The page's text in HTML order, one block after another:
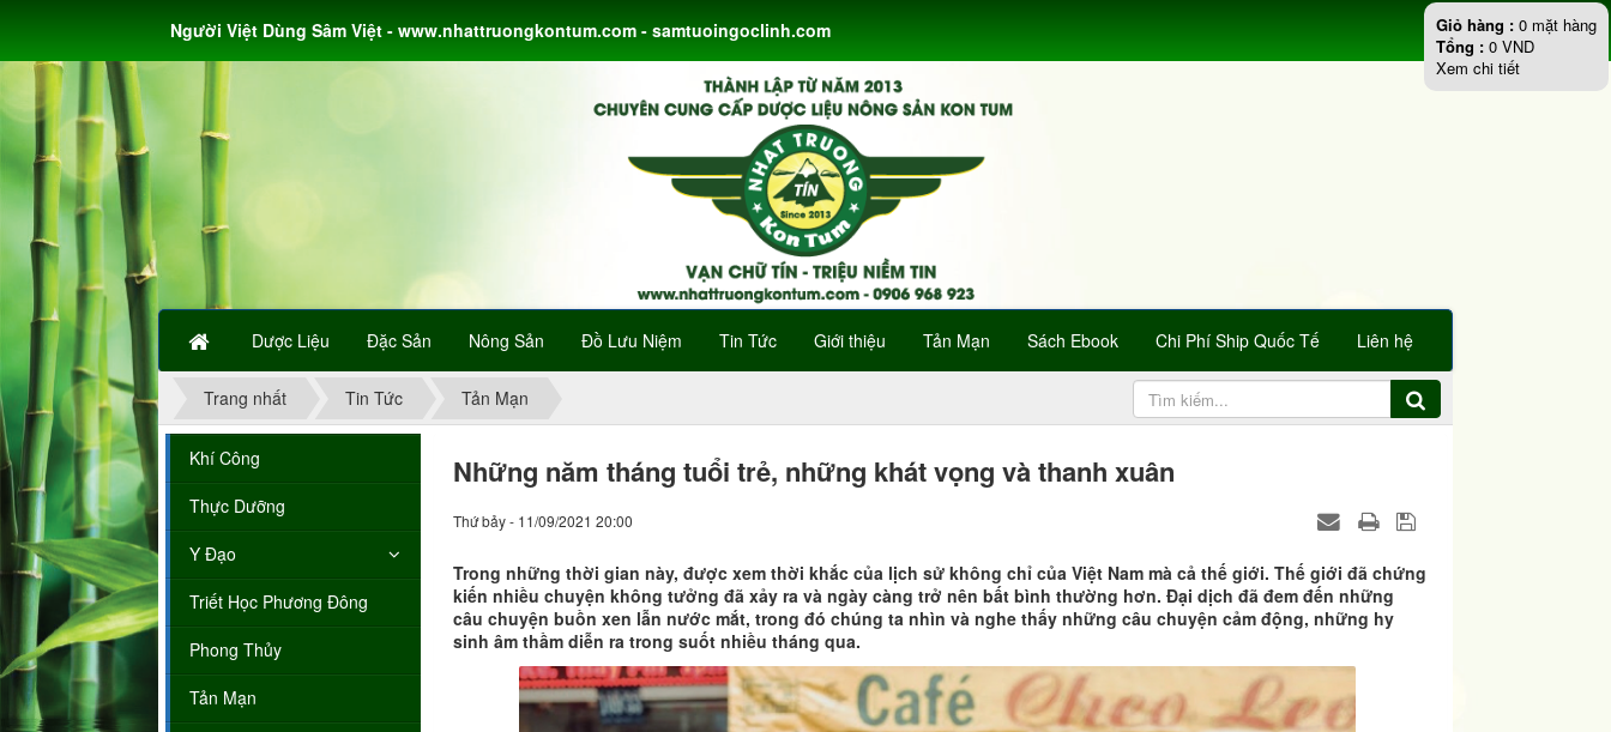
Dược Liệu Đặc Sản Nông Sản Đồ Lưu Niệm Tin Tức Giới thiệu Tản Mạn Sách Ebook Chi Phí Ship Quốc Tế Liên hệ
Người Việt Dùng Sâm Việt - www.nhattruongkontum.com - samtuoingoclinh.com
Trang nhất Tin Tức Tản Mạn
Những năm tháng tuổi trẻ, những khát vọng và thanh xuân
Thứ bảy - 11/09/2021 20:00
Trong những thời gian này, được xem thời khắc của lịch sử không chỉ của Việt Nam mà cả thế giới. Thế giới đã chứng
kiến nhiều chuyện không tưởng đã xảy ra và ngày càng trở nên bất bình thường hơn. Đại dịch đã đem đến những
câu chuyện buồn xen lẫn nước mắt, trong đó chúng ta nhìn và nghe thấy những câu chuyện cảm động, những hy
sinh âm thầm diễn ra trong suốt nhiều tháng qua.
Khí Công
Thực Dưỡng
Y Đạo
Triết Học Phương Đông
Phong Thủy
Tản Mạn
Giỏ hàng : 0 mặt hàng
Tổng : 0 VND
Xem chi tiết